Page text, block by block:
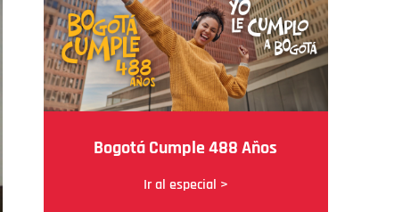
Bogotá Cumple 488 Años
Ir al especial >